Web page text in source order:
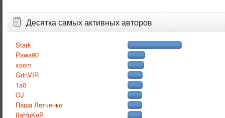
Десятка самых активных авторов
Stark
Pawa90
xoom
GrinVIR
1a0
OJ
Паша Летченко
IIaHuKeP